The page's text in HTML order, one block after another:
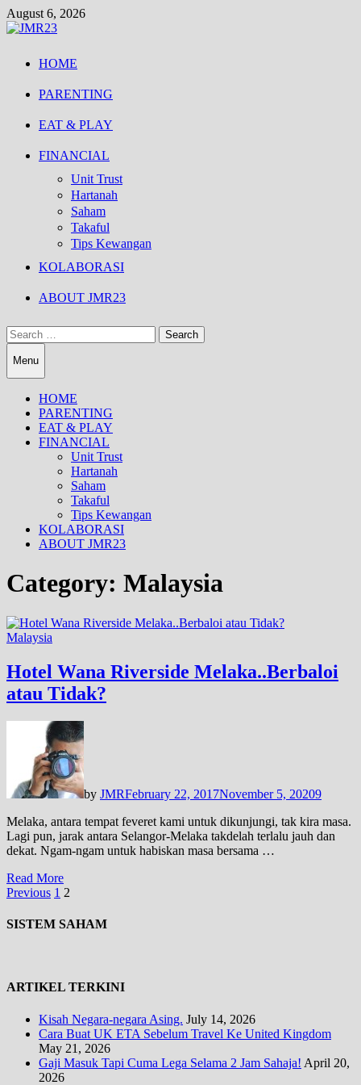
Skip
to
August 6, 2026
HOME
PARENTING
EAT & PLAY
FINANCIAL
Unit Trust
Hartanah
Saham
Takaful
Tips Kewangan
KOLABORASI
ABOUT JMR23
Search
for:
Menu
HOME
PARENTING
EAT & PLAY
FINANCIAL
Unit Trust
Hartanah
Saham
Takaful
Tips Kewangan
KOLABORASI
ABOUT JMR23
Category: Malaysia
Malaysia
Hotel Wana Riverside Melaka..Berbaloi
atau Tidak?
by JMRFebruary 22, 2017November 5, 20209
Melaka, antara tempat feveret kami untuk dikunjungi, tak kira masa.
Lagi pun, jarak antara Selangor-Melaka takdelah terlalu jauh dan
dekat. Ngam-ngam untuk habiskan masa bersama …
Read More
Posts
pagination
Previous 1 2
SISTEM SAHAM
ARTIKEL TERKINI
Kisah Negara-negara Asing. July 14, 2026
Cara Buat UK ETA Sebelum Travel Ke United Kingdom
May 21, 2026
Gaji Masuk Tapi Cuma Lega Selama 2 Jam Sahaja! April 20,
2026